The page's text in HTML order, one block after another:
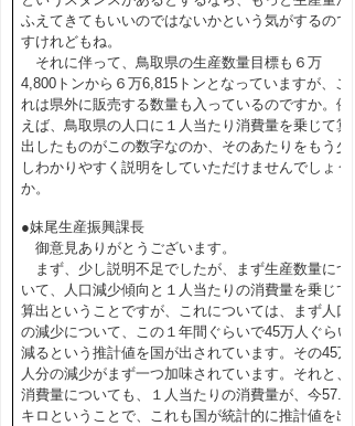
ふえてきてもいいのではないかという気がするので
すけれどもね。
それに伴って、鳥取県の生産数量目標も６万
4,800トンから６万6,815トンとなっていますが、こ
れは県外に販売する数量も入っているのですか。例
えば、鳥取県の人口に１人当たり消費量を乗じて算
出したものがこの数字なのか、そのあたりをもう少
しわかりやすく説明をしていただけませんでしょう
か。
●妹尾生産振興課長
御意見ありがとうございます。
まず、少し説明不足でしたが、まず生産数量につ
いて、人口減少傾向と１人当たりの消費量を乗じて
算出ということですが、これについては、まず人口
の減少について、この１年間ぐらいで45万人ぐらい
減るという推計値を国が出されています。その45万
人分の減少がまず一つ加味されています。それと、
消費量についても、１人当たりの消費量が、今57.6
キロということで、これも国が統計的に推計値を出